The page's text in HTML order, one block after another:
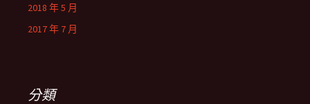
2018 年 5 月
2017 年 7 月
分類